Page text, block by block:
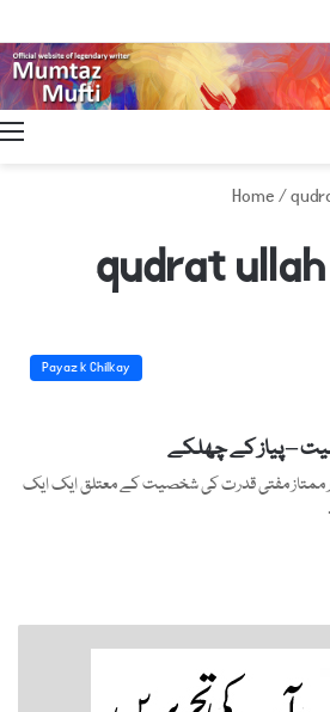
/
qudrat
Payaz k Chilkay
– پیاز کے چھلکے
ممتاز مفتی قدرت کی شخصیت کے معتلق ایک ایک